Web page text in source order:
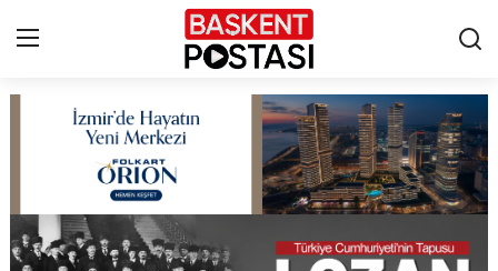
Çerez Politikası
Künye